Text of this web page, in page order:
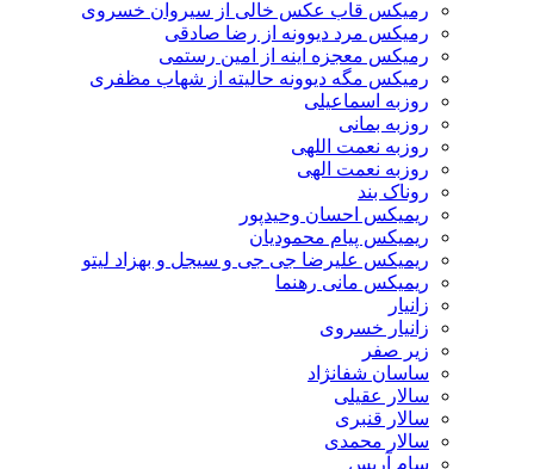
رمیکس قاب عکس خالی از سیروان خسروی
رمیکس مرد دیوونه از رضا صادقی
رمیکس معجزه اینه از امین رستمی
رمیکس مگه دیوونه حالیته از شهاب مظفری
روزبه اسماعیلی
روزبه بمانی
روزبه نعمت اللهی
روزبه نعمت الهی
روناک بند
ریمیکس احسان وحیدپور
ریمیکس پیام محمودیان
ریمیکس علیرضا جی جی و سیجل و بهزاد لیتو
ریمیکس مانی رهنما
زانیار
زانیار خسروی
زیر صفر
ساسان شفانژاد
سالار عقیلی
سالار قنبری
سالار محمدی
سام آریس